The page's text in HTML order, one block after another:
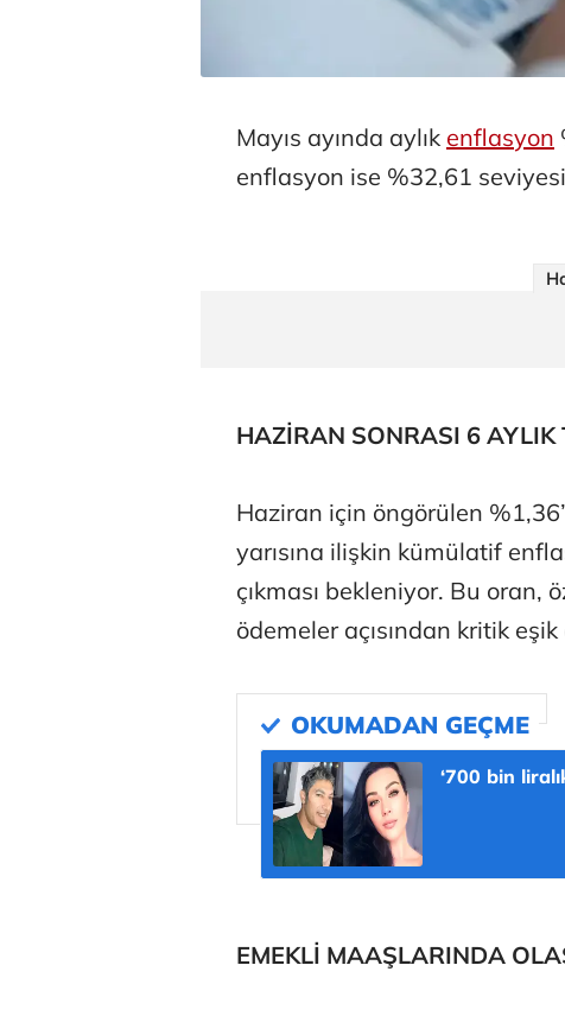
Mayıs ayında aylık enflasyon
enflasyon ise %32,61
HAZİRAN SONRASI 6 AYLIK
Haziran için öngörülen
yarısına ilişkin kümülatif
çıkması bekleniyor. Bu oran,
ödemeler açısından kritik
‘700 bin
EMEKLİ MAAŞLARINDA
MİT’den CIA’ye de